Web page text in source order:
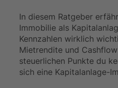
In diesem Ratgeber
Immobilie als
Kennzahlen wirklich
Mietrendite und
steuerlichen Punkte du
sich eine Kapitalanlage-